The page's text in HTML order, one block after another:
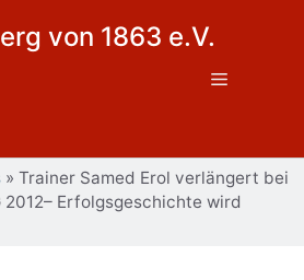
von 1863 e.V.
Menü
» Trainer Samed Erol verlängert bei
Erfolgsgeschichte wird